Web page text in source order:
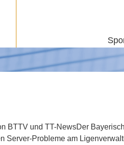
BTTV und TT-NewsDer
Server-Probleme am